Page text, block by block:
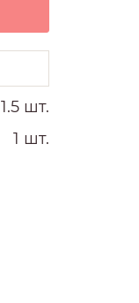
1.5 шт.
1 шт.